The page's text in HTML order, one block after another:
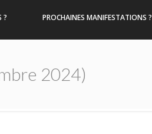
? PROCHAINES MANIFESTATIONS ?
2024)